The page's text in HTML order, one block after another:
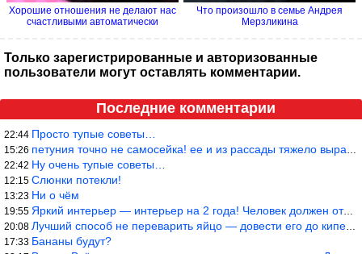
Хорошие отношения не делают нас
счастливыми автоматически
Что произошло в семье Андрея
Мерзликина
Только зарегистрированные и авторизованные
пользователи могут оставлять комментарии.
Последние комментарии
22:44 Просто тупые советы…
15:26 петуния точно не самосейка! ее и из рассады тяжело вырастить!
22:42 Ну очень тупые советы…
12:15 Слюнки потекли!
13:23 Ни о чём
19:55 Яркий интерьер — интерьер на 2 года! Человек должен отдыхать в с
20:08 Лучший способ не переварить яйцо — довести его до кипения и выкл
17:33 Бананы будут?